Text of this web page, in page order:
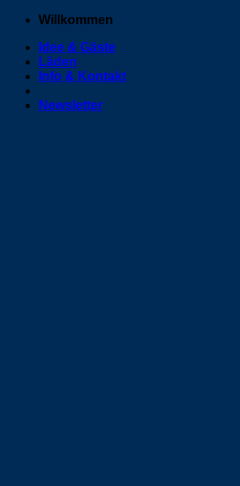
Zum
springen
Willkommen
Idee & Gäste
Läden
Info & Kontakt
Newsletter